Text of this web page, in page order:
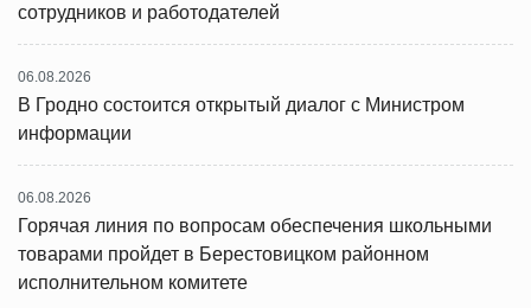
сотрудников и работодателей
06.08.2026
В Гродно состоится открытый диалог с Министром
информации
06.08.2026
Горячая линия по вопросам обеспечения школьными
товарами пройдет в Берестовицком районном
исполнительном комитете